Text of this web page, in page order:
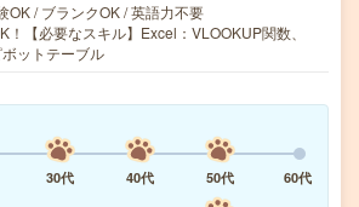
OK / ブランクOK / 英語力不要
！【必要なスキル】Excel：VLOOKUP関数、
ットテーブル
30代 40代 50代
60代